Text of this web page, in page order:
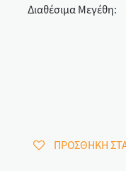
Διαθέσιμα Μεγέθη:
ΠΡΟΣΘΗΚΗ